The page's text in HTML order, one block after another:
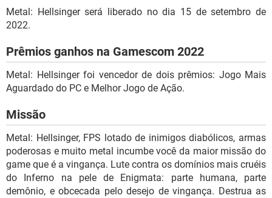
Metal: Hellsinger será liberado no dia 15 de setembro de
2022.
Prêmios ganhos na Gamescom 2022
Metal: Hellsinger foi vencedor de dois prêmios: Jogo Mais
Aguardado do PC e Melhor Jogo de Ação.
Missão
Metal: Hellsinger, FPS lotado de inimigos diabólicos, armas
poderosas e muito metal incumbe você da maior missão do
game que é a vingança. Lute contra os domínios mais cruéis
do Inferno na pele de Enigmata: parte humana, parte
demônio, e obcecada pelo desejo de vingança. Destrua as